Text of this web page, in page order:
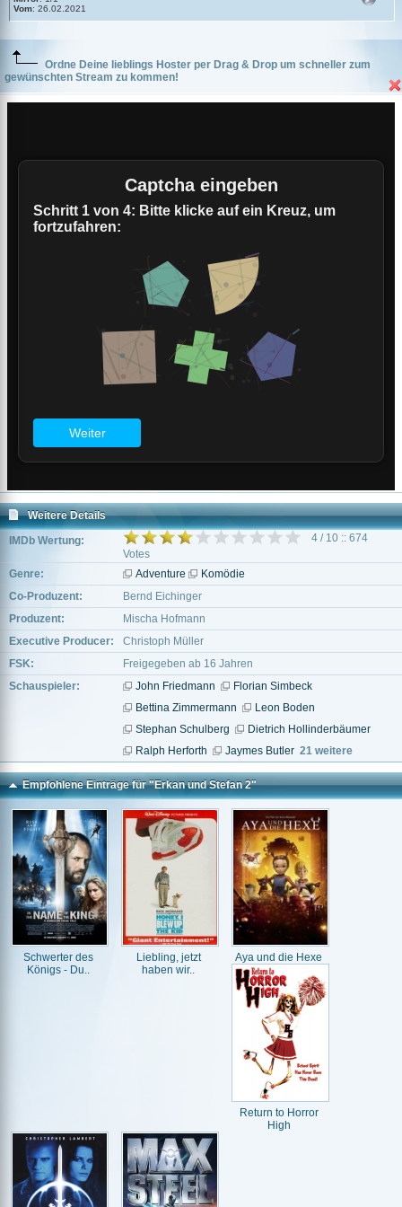
Vom: 26.02.2021
Ordne Deine lieblings Hoster per Drag & Drop um schneller zum
gewünschten Stream zu kommen!
Weitere Details
IMDb Wertung:
4 / 10 :: 674
Votes
Genre:
Adventure
Komödie
Co-Produzent:
Bernd Eichinger
Produzent:
Mischa Hofmann
Executive Producer:
Christoph Müller
FSK:
Freigegeben ab 16 Jahren
Schauspieler:
John Friedmann
Florian Simbeck
Bettina Zimmermann
Leon Boden
Stephan Schulberg
Dietrich Hollinderbäumer
Ralph Herforth
Jaymes Butler 21 weitere
Empfohlene Einträge für "Erkan und Stefan 2"
Schwerter des
Königs - Du..
Liebling, jetzt
haben wir..
Aya und die Hexe
Return to Horror
High